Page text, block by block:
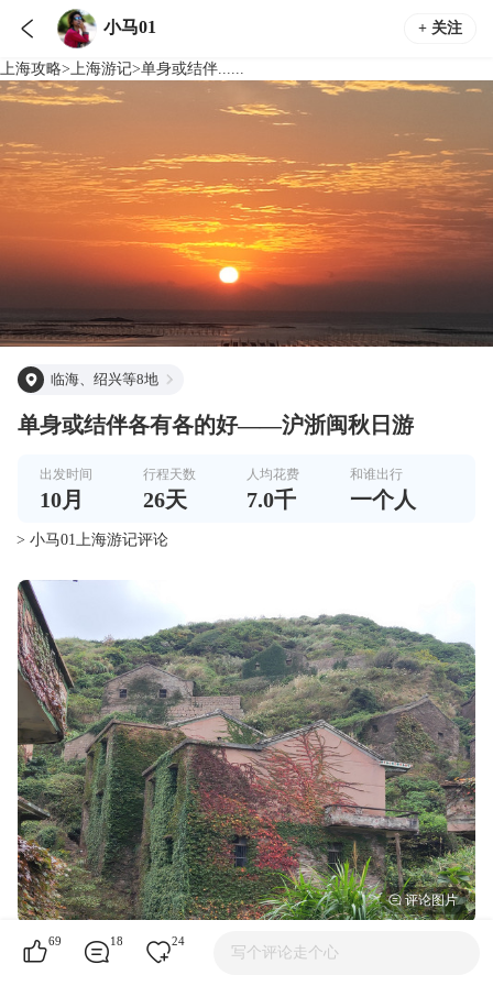
 小马01 + 关注
上海攻略>上海游记>单身或结伴......
临海、绍兴等8地
单身或结伴各有各的好——沪浙闽秋日游
出发时间
10月
行程天数
26天
人均花费
7.0千
和谁出行
一个人
> 小马01上海游记评论
69 18 24
写个评论走个心